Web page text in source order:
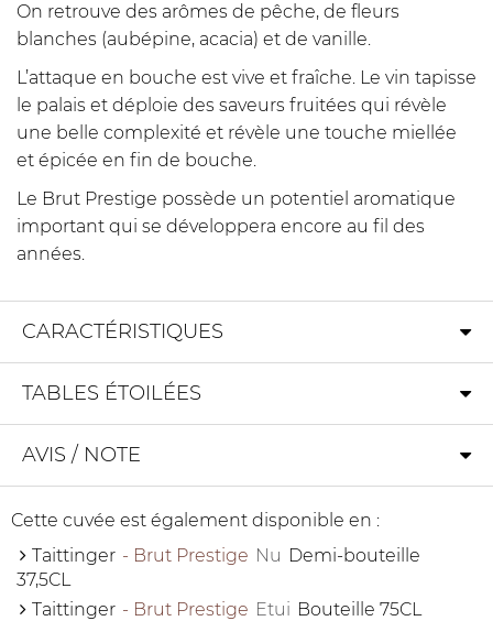
On retrouve des arômes de pêche, de fleurs
blanches (aubépine, acacia) et de vanille.
L’attaque en bouche est vive et fraîche. Le vin tapisse
le palais et déploie des saveurs fruitées qui révèle
une belle complexité et révèle une touche miellée
et épicée en fin de bouche.
Le Brut Prestige possède un potentiel aromatique
important qui se développera encore au fil des
années.
CARACTÉRISTIQUES
TABLES ÉTOILÉES
AVIS / NOTE
Cette cuvée est également disponible en :
Taittinger - Brut Prestige Nu Demi-bouteille
37,5CL
Taittinger - Brut Prestige Etui Bouteille 75CL